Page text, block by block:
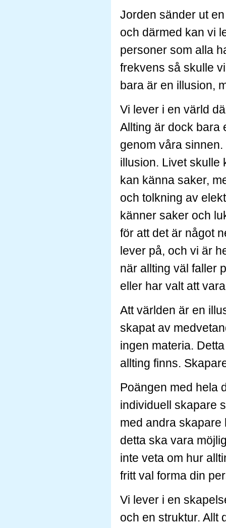
Jorden sänder ut
och därmed kan vi
personer som alla
frekvens så skulle
bara är en illusion,
Vi lever i en värld
Allting är dock bara
genom våra
illusion. Livet skulle
kan känna saker,
och tolkning av
känner saker och
för att det är något
lever på, och vi är
när allting väl faller
eller har valt att
Att världen är en
skapat av
ingen materia.
allting finns.
Poängen med hela
individuell skapare
med andra skapare
detta ska vara
inte veta om hur
fritt val forma din
Vi lever i en
och en struktur. Allt